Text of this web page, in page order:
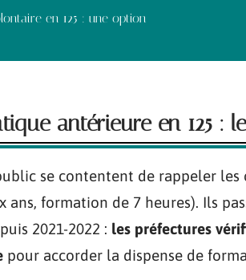
en 125 : une option
antérieure en 125 :
se contentent de rappeler les
ans, formation de 7 heures). Ils
2021-2022 : les préfectures
pour accorder la dispense de